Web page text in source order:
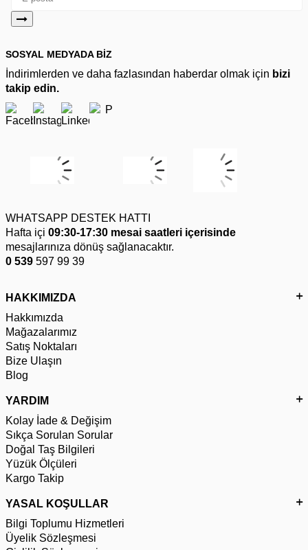
SOSYAL MEDYADA BİZ
İndirimlerden ve daha fazlasından haberdar olmak için bizi
takip edin.
WHATSAPP DESTEK HATTI
Hafta içi 09:30-17:30 mesai saatleri içerisinde
mesajlarınıza dönüş sağlanacaktır.
0 539 597 99 39
HAKKIMIZDA
Hakkımızda
Mağazalarımız
Satış Noktaları
Bize Ulaşın
Blog
YARDIM
Kolay İade & Değişim
Sıkça Sorulan Sorular
Doğal Taş Bilgileri
Yüzük Ölçüleri
Kargo Takip
YASAL KOŞULLAR
Bilgi Toplumu Hizmetleri
Üyelik Sözleşmesi